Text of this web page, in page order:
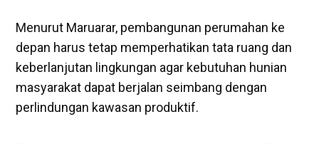
Menurut Maruarar, pembangunan perumahan ke
depan harus tetap memperhatikan tata ruang dan
keberlanjutan lingkungan agar kebutuhan hunian
masyarakat dapat berjalan seimbang dengan
perlindungan kawasan produktif.